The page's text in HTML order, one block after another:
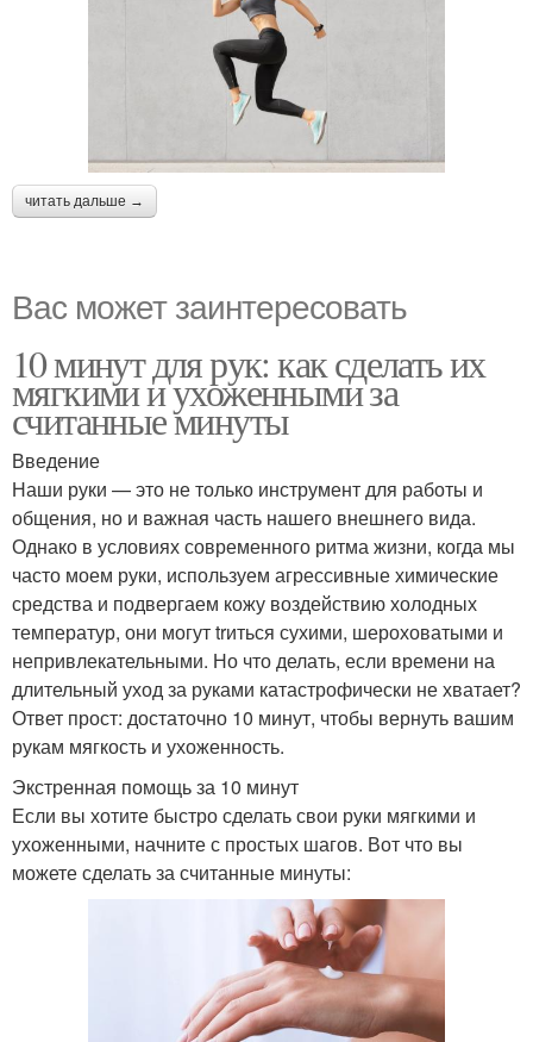
читать дальше →
Вас может заинтересовать
10 минут для рук: как сделать их
мягкими и ухоженными за
считанные минуты
Введение
Наши руки — это не только инструмент для работы и
общения, но и важная часть нашего внешнего вида.
Однако в условиях современного ритма жизни, когда мы
часто моем руки, используем агрессивные химические
средства и подвергаем кожу воздействию холодных
температур, они могут trиться сухими, шероховатыми и
непривлекательными. Но что делать, если времени на
длительный уход за руками катастрофически не хватает?
Ответ прост: достаточно 10 минут, чтобы вернуть вашим
рукам мягкость и ухоженность.
Экстренная помощь за 10 минут
Если вы хотите быстро сделать свои руки мягкими и
ухоженными, начните с простых шагов. Вот что вы
можете сделать за считанные минуты: